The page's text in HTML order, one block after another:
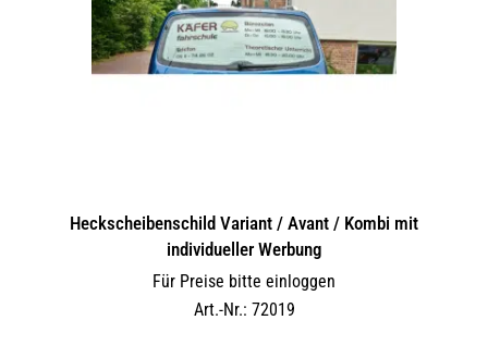
Heckscheibenschild Variant / Avant / Kombi mit
individueller Werbung
Für Preise bitte einloggen
Art.-Nr.: 72019